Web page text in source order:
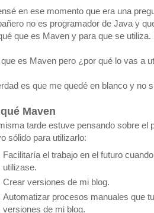
en ese momento que era una
no es programador de Java y
que es Maven y para que se
es Maven pero ¿por qué lo vas a
es que me quedé en blanco y no
Maven
tarde estuve pensando sobre el
sólido para utilizarlo:
Facilitaría el trabajo en el futuro
utilizase.
Crear versiones de mi blog.
Automatizar procesos manuales que
versiones de mi blog.